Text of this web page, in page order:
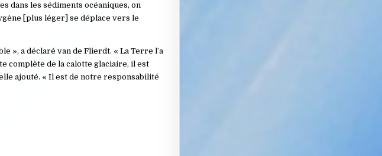
dans les sédiments océaniques, on
[plus léger] se déplace vers le
», a déclaré van de Flierdt. « La Terre l’a
complète de la calotte glaciaire, il est
ajouté. « Il est de notre responsabilité